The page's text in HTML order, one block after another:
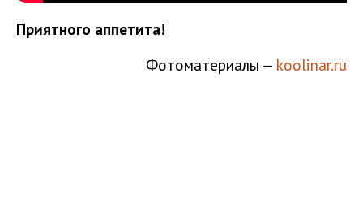
Приятного аппетита!
Фотоматериалы — koolinar.ru